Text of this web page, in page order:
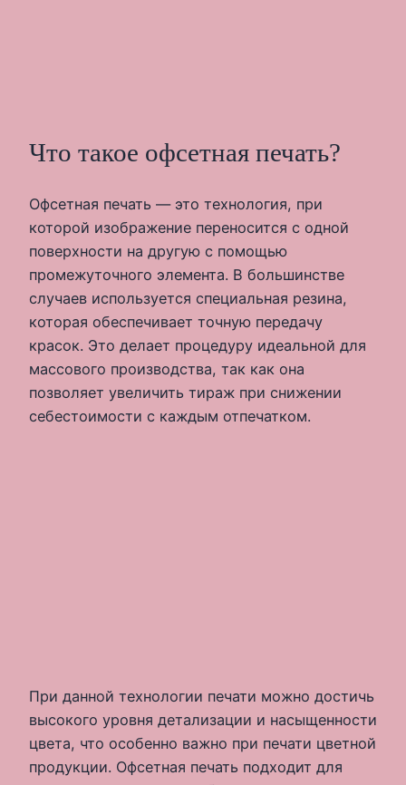
Что такое офсетная печать?
Офсетная печать — это технология, при
которой изображение переносится с одной
поверхности на другую с помощью
промежуточного элемента. В большинстве
случаев используется специальная резина,
которая обеспечивает точную передачу
красок. Это делает процедуру идеальной для
массового производства, так как она
позволяет увеличить тираж при снижении
себестоимости с каждым отпечатком.
При данной технологии печати можно достичь
высокого уровня детализации и насыщенности
цвета, что особенно важно при печати цветной
продукции. Офсетная печать подходит для